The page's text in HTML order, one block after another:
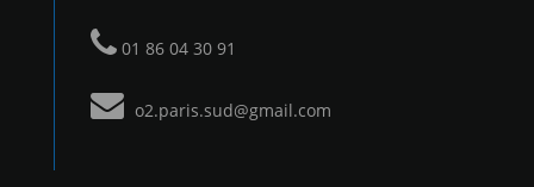
01 86 04 30 91
o2.paris.sud@gmail.com